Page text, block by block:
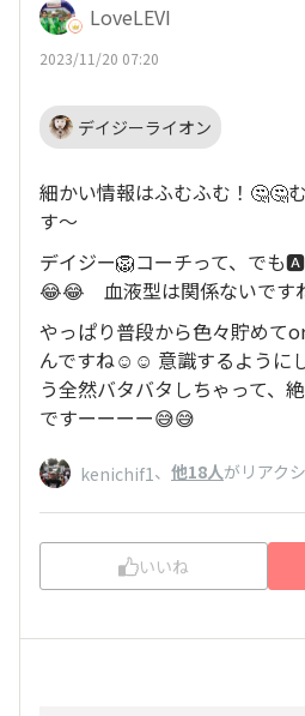
LoveLEVI
2023/11/20 07:20
デイジーライオン
細かい情報はふむふむ！🤔🤔
す〜
デイジー🦁コーチって、でも
😂😂 血液型は関係ないです
やっぱり普段から色々貯めて
んですね☺️☺️ 意識するように
う全然バタバタしちゃって、
ですーーーー😅😅
kenichif1 、 他18人がリアク
いいね